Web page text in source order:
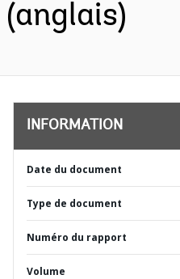
(anglais)
INFORMATION
Date du document
Type de document
Numéro du rapport
Volume